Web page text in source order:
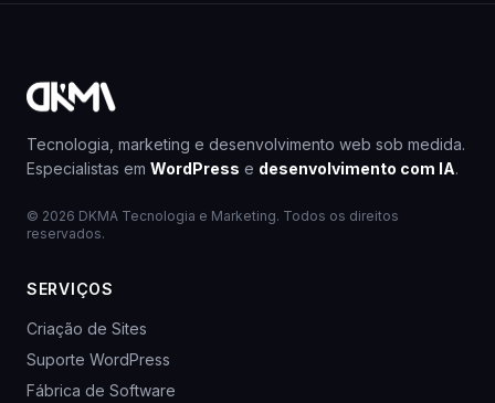
Tecnologia, marketing e desenvolvimento web sob medida.
Especialistas em WordPress e desenvolvimento com IA.
© 2026 DKMA Tecnologia e Marketing. Todos os direitos
reservados.
SERVIÇOS
Criação de Sites
Suporte WordPress
Fábrica de Software